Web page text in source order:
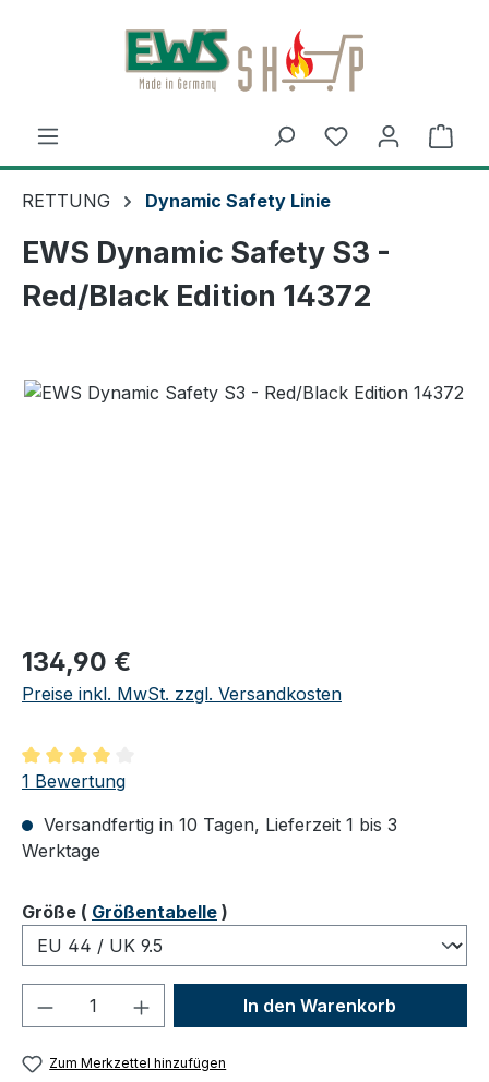
Zum Hauptinhalt springen
RETTUNG Dynamic Safety Linie
EWS Dynamic Safety S3 -
Red/Black Edition 14372
Regulärer Preis:
134,90 €
Preise inkl. MwSt. zzgl. Versandkosten
Durchschnittliche Bewertung von 4 von 5 Sternen
1 Bewertung
Versandfertig in 10 Tagen, Lieferzeit 1 bis 3
Werktage
Größeauswählen
( Größentabelle )
Produkt Anzahl: Gib denIn den Warenkorb
Zum Merkzettel hinzufügen